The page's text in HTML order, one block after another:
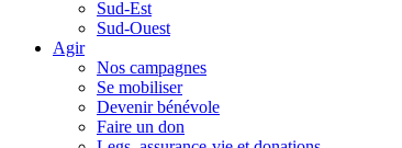
Sud-Est
Sud-Ouest
Agir
Nos campagnes
Se mobiliser
Devenir bénévole
Faire un don